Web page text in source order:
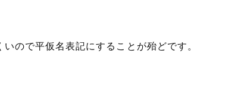
いので平仮名表記にすることが殆どです。